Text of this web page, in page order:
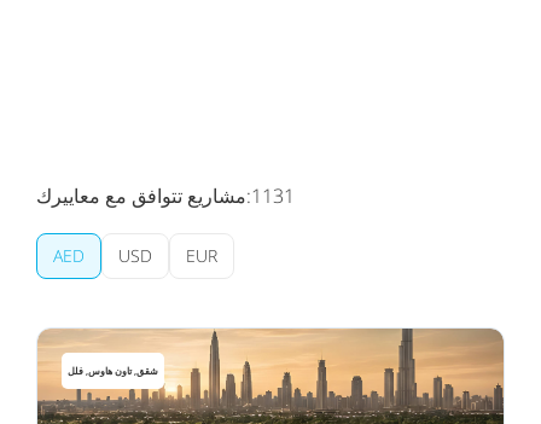
1131مشاريع تتوافق مع معاييرك:
AED USD EUR
شقق, تاون هاوس, فلل